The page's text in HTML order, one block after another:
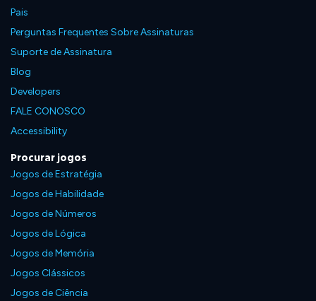
Pais
Perguntas Frequentes Sobre Assinaturas
Suporte de Assinatura
Blog
Developers
FALE CONOSCO
Accessibility
Procurar jogos
Jogos de Estratégia
Jogos de Habilidade
Jogos de Números
Jogos de Lógica
Jogos de Memória
Jogos Clássicos
Jogos de Ciência